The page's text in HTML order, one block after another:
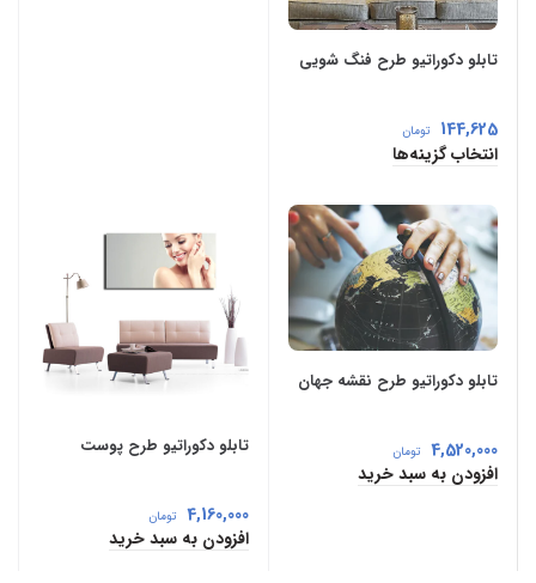
تابلو دکوراتیو طرح فنگ شویی
144,625 تومان
انتخاب گزینه‌ها
تابلو دکوراتیو طرح نقشه جهان
4,520,000 تومان
افزودن به سبد خرید
تابلو دکوراتیو طرح پوست
4,160,000 تومان
افزودن به سبد خرید